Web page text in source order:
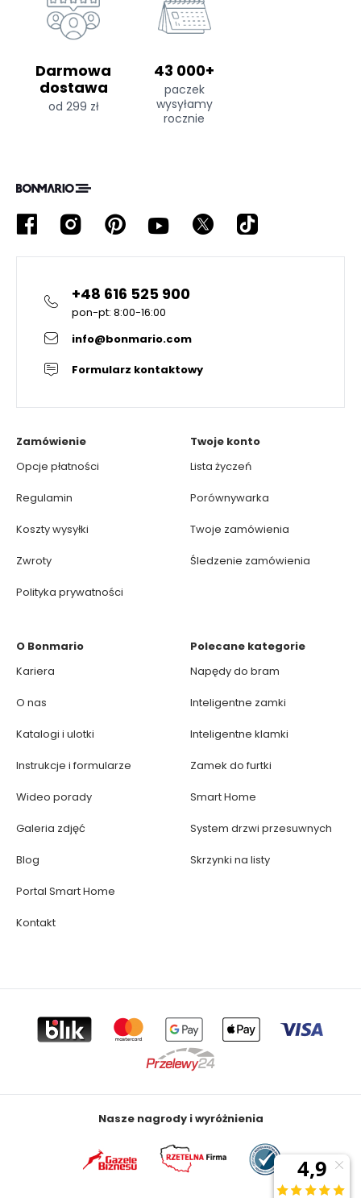
Darmowa
dostawa
od 299 zł
43 000+
paczek
wysyłamy
rocznie
+48 616 525 900
pon-pt: 8:00-16:00
info@bonmario.com
Formularz kontaktowy
Zamówienie
Opcje płatności
Regulamin
Koszty wysyłki
Zwroty
Polityka prywatności
Twoje konto
Lista życzeń
Porównywarka
Twoje zamówienia
Śledzenie zamówienia
O Bonmario
Kariera
O nas
Katalogi i ulotki
Instrukcje i formularze
Wideo porady
Galeria zdjęć
Blog
Portal Smart Home
Kontakt
Polecane kategorie
Napędy do bram
Inteligentne zamki
Inteligentne klamki
Zamek do furtki
Smart Home
System drzwi przesuwnych
Skrzynki na listy
Nasze nagrody i wyróżnienia